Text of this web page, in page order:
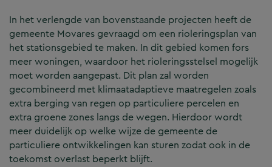
In het verlengde van bovenstaande projecten heeft de
gemeente Movares gevraagd om een rioleringsplan van
het stationsgebied te maken. In dit gebied komen fors
meer woningen, waardoor het rioleringsstelsel mogelijk
moet worden aangepast. Dit plan zal worden
gecombineerd met klimaatadaptieve maatregelen zoals
extra berging van regen op particuliere percelen en
extra groene zones langs de wegen. Hierdoor wordt
meer duidelijk op welke wijze de gemeente de
particuliere ontwikkelingen kan sturen zodat ook in de
toekomst overlast beperkt blijft.